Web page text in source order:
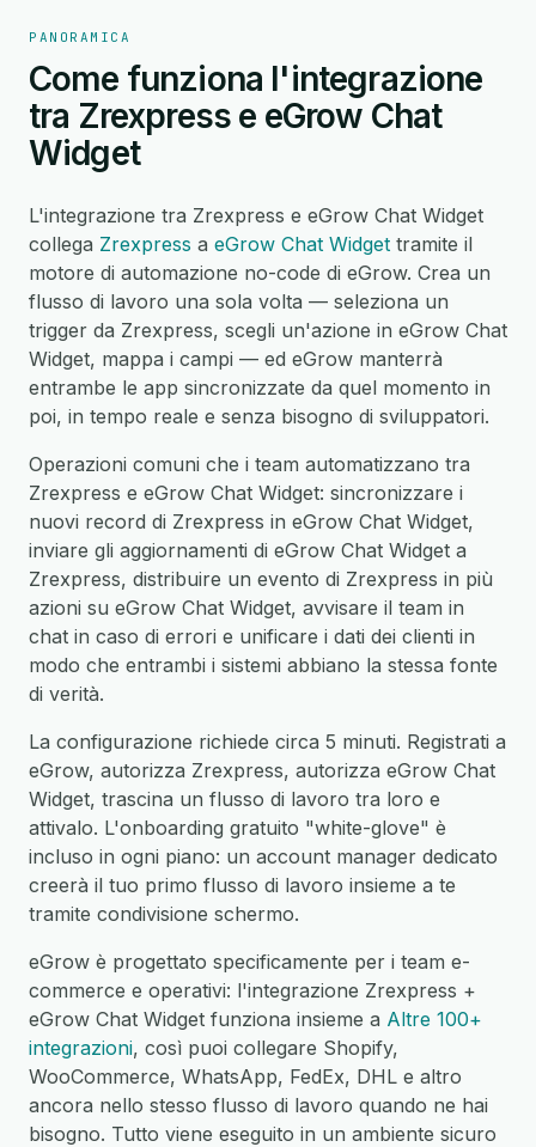
PANORAMICA
Come funziona l'integrazione
tra Zrexpress e eGrow Chat
Widget
L'integrazione tra Zrexpress e eGrow Chat Widget
collega Zrexpress a eGrow Chat Widget tramite il
motore di automazione no-code di eGrow. Crea un
flusso di lavoro una sola volta — seleziona un
trigger da Zrexpress, scegli un'azione in eGrow Chat
Widget, mappa i campi — ed eGrow manterrà
entrambe le app sincronizzate da quel momento in
poi, in tempo reale e senza bisogno di sviluppatori.
Operazioni comuni che i team automatizzano tra
Zrexpress e eGrow Chat Widget: sincronizzare i
nuovi record di Zrexpress in eGrow Chat Widget,
inviare gli aggiornamenti di eGrow Chat Widget a
Zrexpress, distribuire un evento di Zrexpress in più
azioni su eGrow Chat Widget, avvisare il team in
chat in caso di errori e unificare i dati dei clienti in
modo che entrambi i sistemi abbiano la stessa fonte
di verità.
La configurazione richiede circa 5 minuti. Registrati a
eGrow, autorizza Zrexpress, autorizza eGrow Chat
Widget, trascina un flusso di lavoro tra loro e
attivalo. L'onboarding gratuito "white-glove" è
incluso in ogni piano: un account manager dedicato
creerà il tuo primo flusso di lavoro insieme a te
tramite condivisione schermo.
eGrow è progettato specificamente per i team e-
commerce e operativi: l'integrazione Zrexpress +
eGrow Chat Widget funziona insieme a Altre 100+
integrazioni, così puoi collegare Shopify,
WooCommerce, WhatsApp, FedEx, DHL e altro
ancora nello stesso flusso di lavoro quando ne hai
bisogno. Tutto viene eseguito in un ambiente sicuro